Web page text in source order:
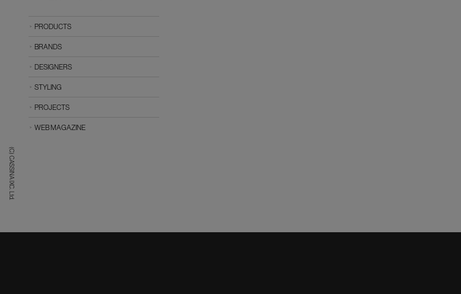
(C) CASSINA IXC. Ltd.
PRODUCTS
BRANDS
DESIGNERS
STYLING
PROJECTS
WEB MAGAZINE